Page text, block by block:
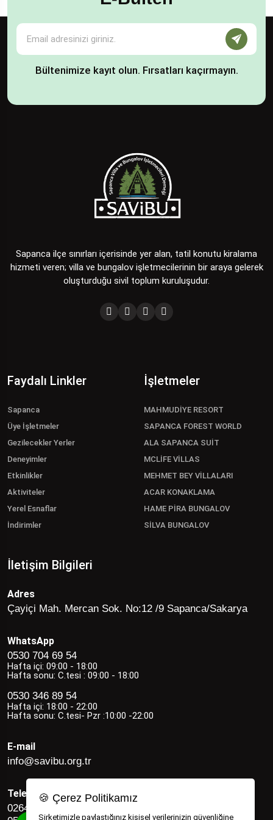
Bültenimize kayıt olun. Fırsatları kaçırmayın.
Sapanca ilçe sınırları içerisinde yer alan, tatil konutu kiralama
hizmeti veren; villa ve bungalov işletmecilerinin bir araya gelerek
oluşturduğu sivil toplum kuruluşudur.
Faydalı Linkler
Sapanca
Üye İşletmeler
Gezilecekler Yerler
Deneyimler
Etkinlikler
Aktiviteler
Yerel Esnaflar
İndirimler
İşletmeler
MAHMUDİYE RESORT
SAPANCA FOREST WORLD
ALA SAPANCA SUİT
MCLİFE VİLLAS
MEHMET BEY VİLLALARI
ACAR KONAKLAMA
HAME PİRA BUNGALOV
SİLVA BUNGALOV
İletişim Bilgileri
Adres
Çayiçi Mah. Mercan Sok. No:12 /9 Sapanca/Sakarya
WhatsApp
0530 704 69 54
Hafta içi: 09:00 - 18:00
Hafta sonu: C.tesi : 09:00 - 18:00
0530 346 89 54
Hafta içi: 18:00 - 22:00
Hafta sonu: C.tesi- Pzr :10:00 -22:00
E-mail
info@savibu.org.tr
Telefon
0264 582 12 17
🍪 Çerez Politikamız
Şirketimizle paylaştığınız kişisel verilerinizin güvenliğine